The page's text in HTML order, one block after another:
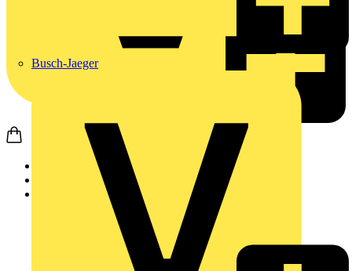
Busch-Jaeger